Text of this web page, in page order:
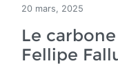
20 mars, 2025
Le
Fellipe